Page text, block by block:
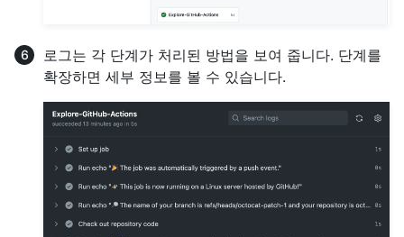
로그는 각 단계가 처리된 방법을 보여 줍니다. 단계를
확장하면 세부 정보를 볼 수 있습니다.